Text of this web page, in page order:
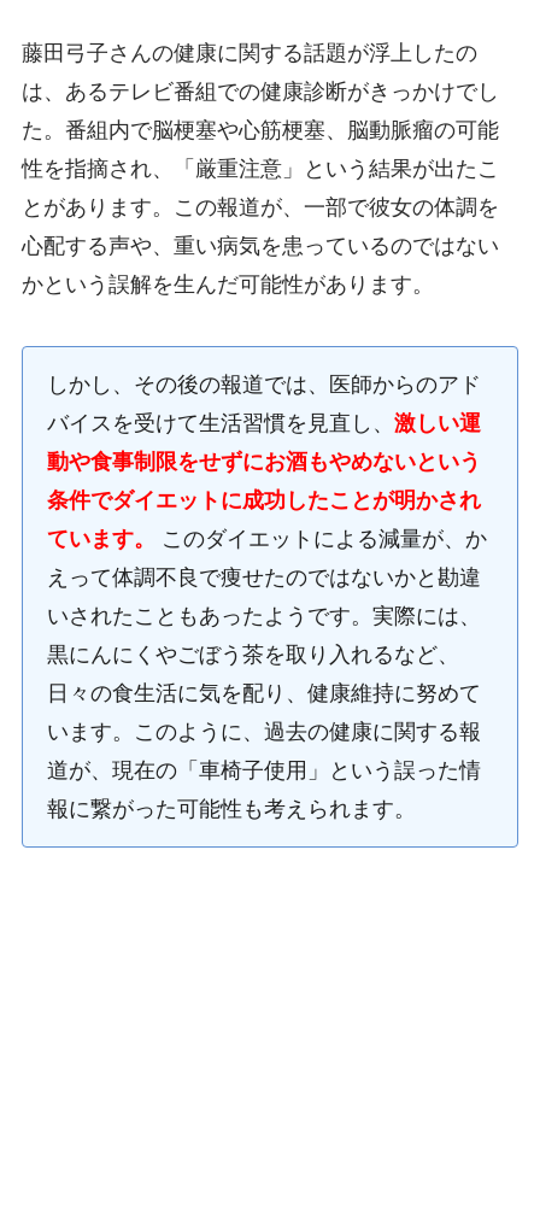
藤田弓子さんの健康に関する話題が浮上したの
は、あるテレビ番組での健康診断がきっかけでし
た。番組内で脳梗塞や心筋梗塞、脳動脈瘤の可能
性を指摘され、「厳重注意」という結果が出たこ
とがあります。この報道が、一部で彼女の体調を
心配する声や、重い病気を患っているのではない
かという誤解を生んだ可能性があります。
しかし、その後の報道では、医師からのアド
バイスを受けて生活習慣を見直し、 激しい運
動や食事制限をせずにお酒もやめないという
条件でダイエットに成功したことが明かされ
ています。
このダイエットによる減量が、か
えって体調不良で痩せたのではないかと勘違
いされたこともあったようです。実際には、
黒にんにくやごぼう茶を取り入れるなど、
日々の食生活に気を配り、健康維持に努めて
います。このように、過去の健康に関する報
道が、現在の「車椅子使用」という誤った情
報に繋がった可能性も考えられます。